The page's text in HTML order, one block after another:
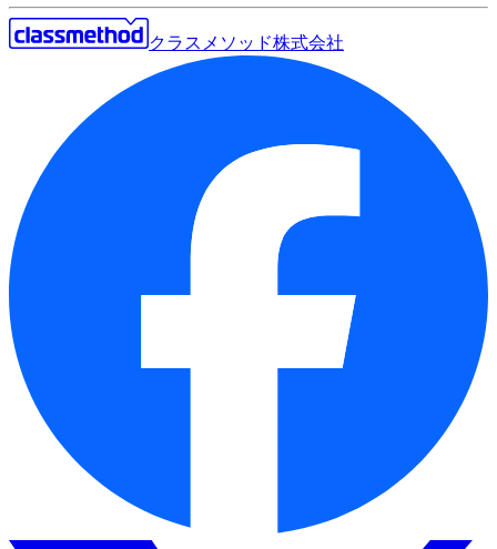
クラスメソッド株式会社